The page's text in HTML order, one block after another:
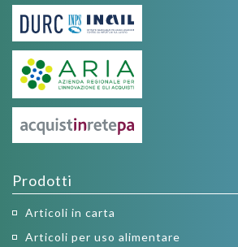
Prodotti
Articoli in carta
Articoli per uso alimentare